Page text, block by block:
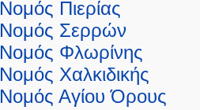
Νομός Πιερίας
Νομός Σερρών
Νομός Φλωρίνης
Νομός Χαλκιδικής
Νομός Αγίου Όρους